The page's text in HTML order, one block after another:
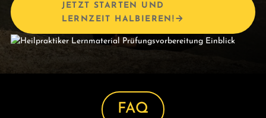
JETZT STARTEN UND
LERNZEIT HALBIEREN!
FAQ